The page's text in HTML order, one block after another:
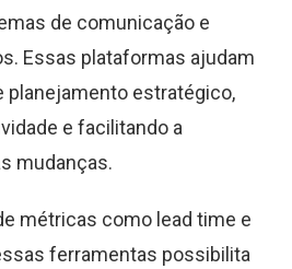
de comunicação e
Essas plataformas ajudam
planejamento estratégico,
e facilitando a
mudanças.
métricas como lead time e
ferramentas possibilita